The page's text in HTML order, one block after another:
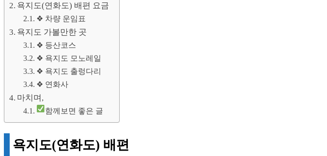
욕지도(연화도) 배편 요금
❖ 차량 운임표
욕지도 가볼만한 곳
❖ 등산코스
❖ 욕지도 모노레일
❖ 욕지도 출렁다리
❖ 연화사
마치며,
함께보면 좋은 글
욕지도(연화도) 배편